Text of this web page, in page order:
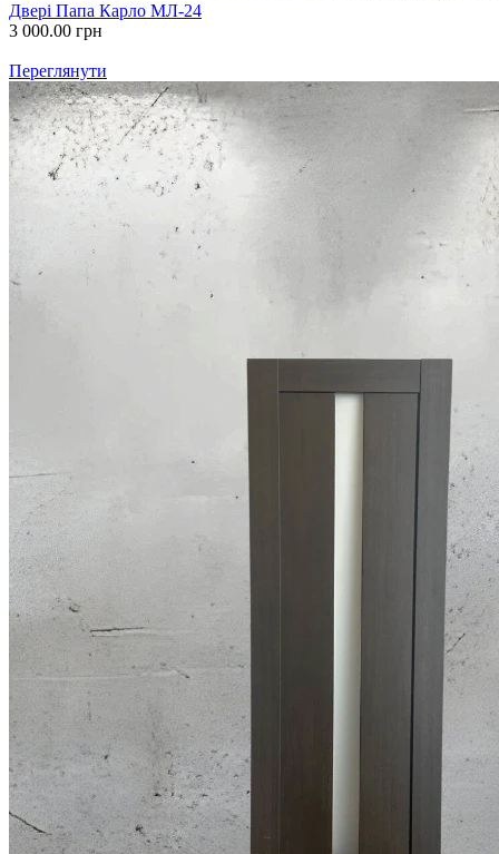
Двері Папа Карло МЛ-24
3 000.00 грн
Переглянути